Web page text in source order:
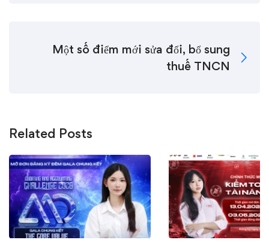
Một số điểm mới sửa đổi, bổ sung
thuế TNCN
Related Posts